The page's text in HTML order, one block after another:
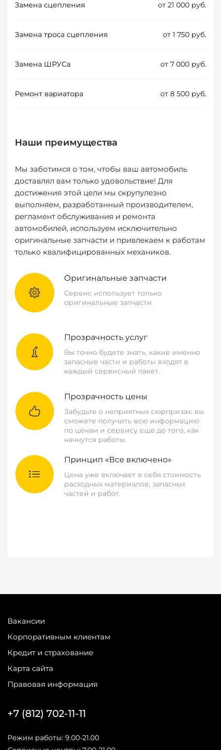
Замена сцепления от 21 000 руб.
Замена троса сцепления от 1 750 руб.
Замена ШРУСа от 7 000 руб.
Ремонт вариатора от 8 500 руб.
Наши преимущества
Мы заботимся о том, чтобы ваш автомобиль
доставлял вам только удовольствие! Для
достижения этой цели мы скрупулезно
выполняем, разработанный производителем,
регламент обслуживания и ремонта
автомобилей, используем исключительно
оригинальные запчасти и привлекаем к работам
только квалифицированных механиков.
Оригинальные запчасти
Сервис использует только
оригинальные запчасти
Прозрачность услуг
Вы точно будете знать, какие именно
запасные части и работы входят в
каждый сервисный пакет.
Прозрачность цены
Забудьте о неприятных сюрпризах: вы
сможете получить всю информацию
по ценам и сервису еще до того, как
начнутся работы.
Принцип «Все включено»
Цена уже включает в себя стоимость
расходных материалов, запасных
частей и работ.
Вакансии
Корпоративным клиентам
Кредит и страхование
Карта сайта
Правовая информация
+7 (812) 702-11-11
Режим работы: 9.00-21.00